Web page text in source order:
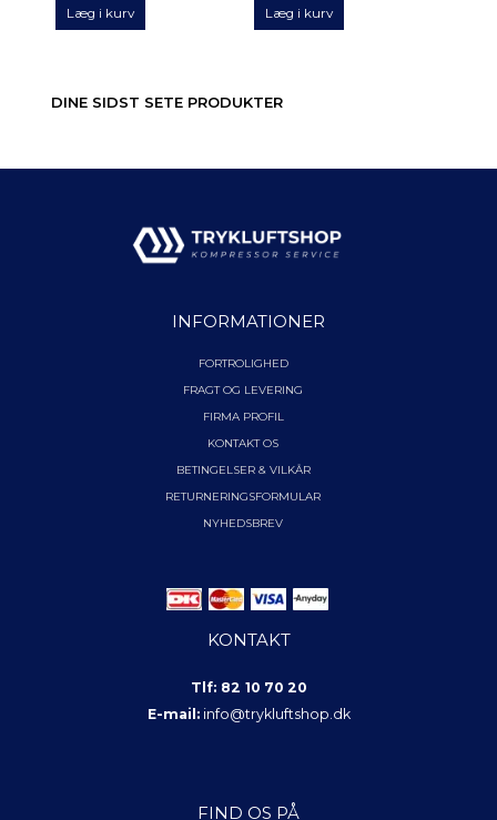
Læg i kurv Læg i kurv
DINE SIDST SETE PRODUKTER
INFORMATIONER
FORTROLIGHED
FRAGT OG LEVERING
FIRMA PROFIL
KONTAKT OS
BETINGELSER & VILKÅR
RETURNERINGSFORMULAR
NYHEDSBREV
KONTAKT
Tlf: 82 10 70 20
E-mail: info@trykluftshop.dk
FIND OS PÅ